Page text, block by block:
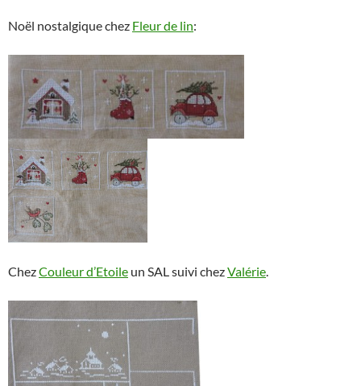
Noël nostalgique chez Fleur de lin:
ChezCouleur d’Etoile un SAL suivi chezValérie.